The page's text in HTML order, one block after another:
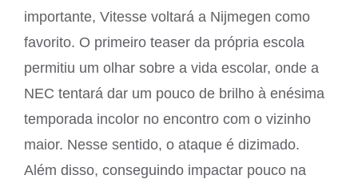
importante, Vitesse voltará a Nijmegen como
favorito. O primeiro teaser da própria escola
permitiu um olhar sobre a vida escolar, onde a
NEC tentará dar um pouco de brilho à enésima
temporada incolor no encontro com o vizinho
maior. Nesse sentido, o ataque é dizimado.
Além disso, conseguindo impactar pouco na